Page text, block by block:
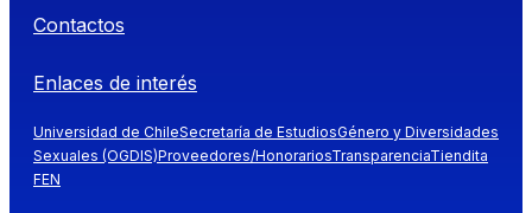
Contactos
Enlaces de interés
Universidad de ChileSecretaría de EstudiosGénero y Diversidades
Sexuales (OGDIS)Proveedores/HonorariosTransparenciaTiendita
FEN